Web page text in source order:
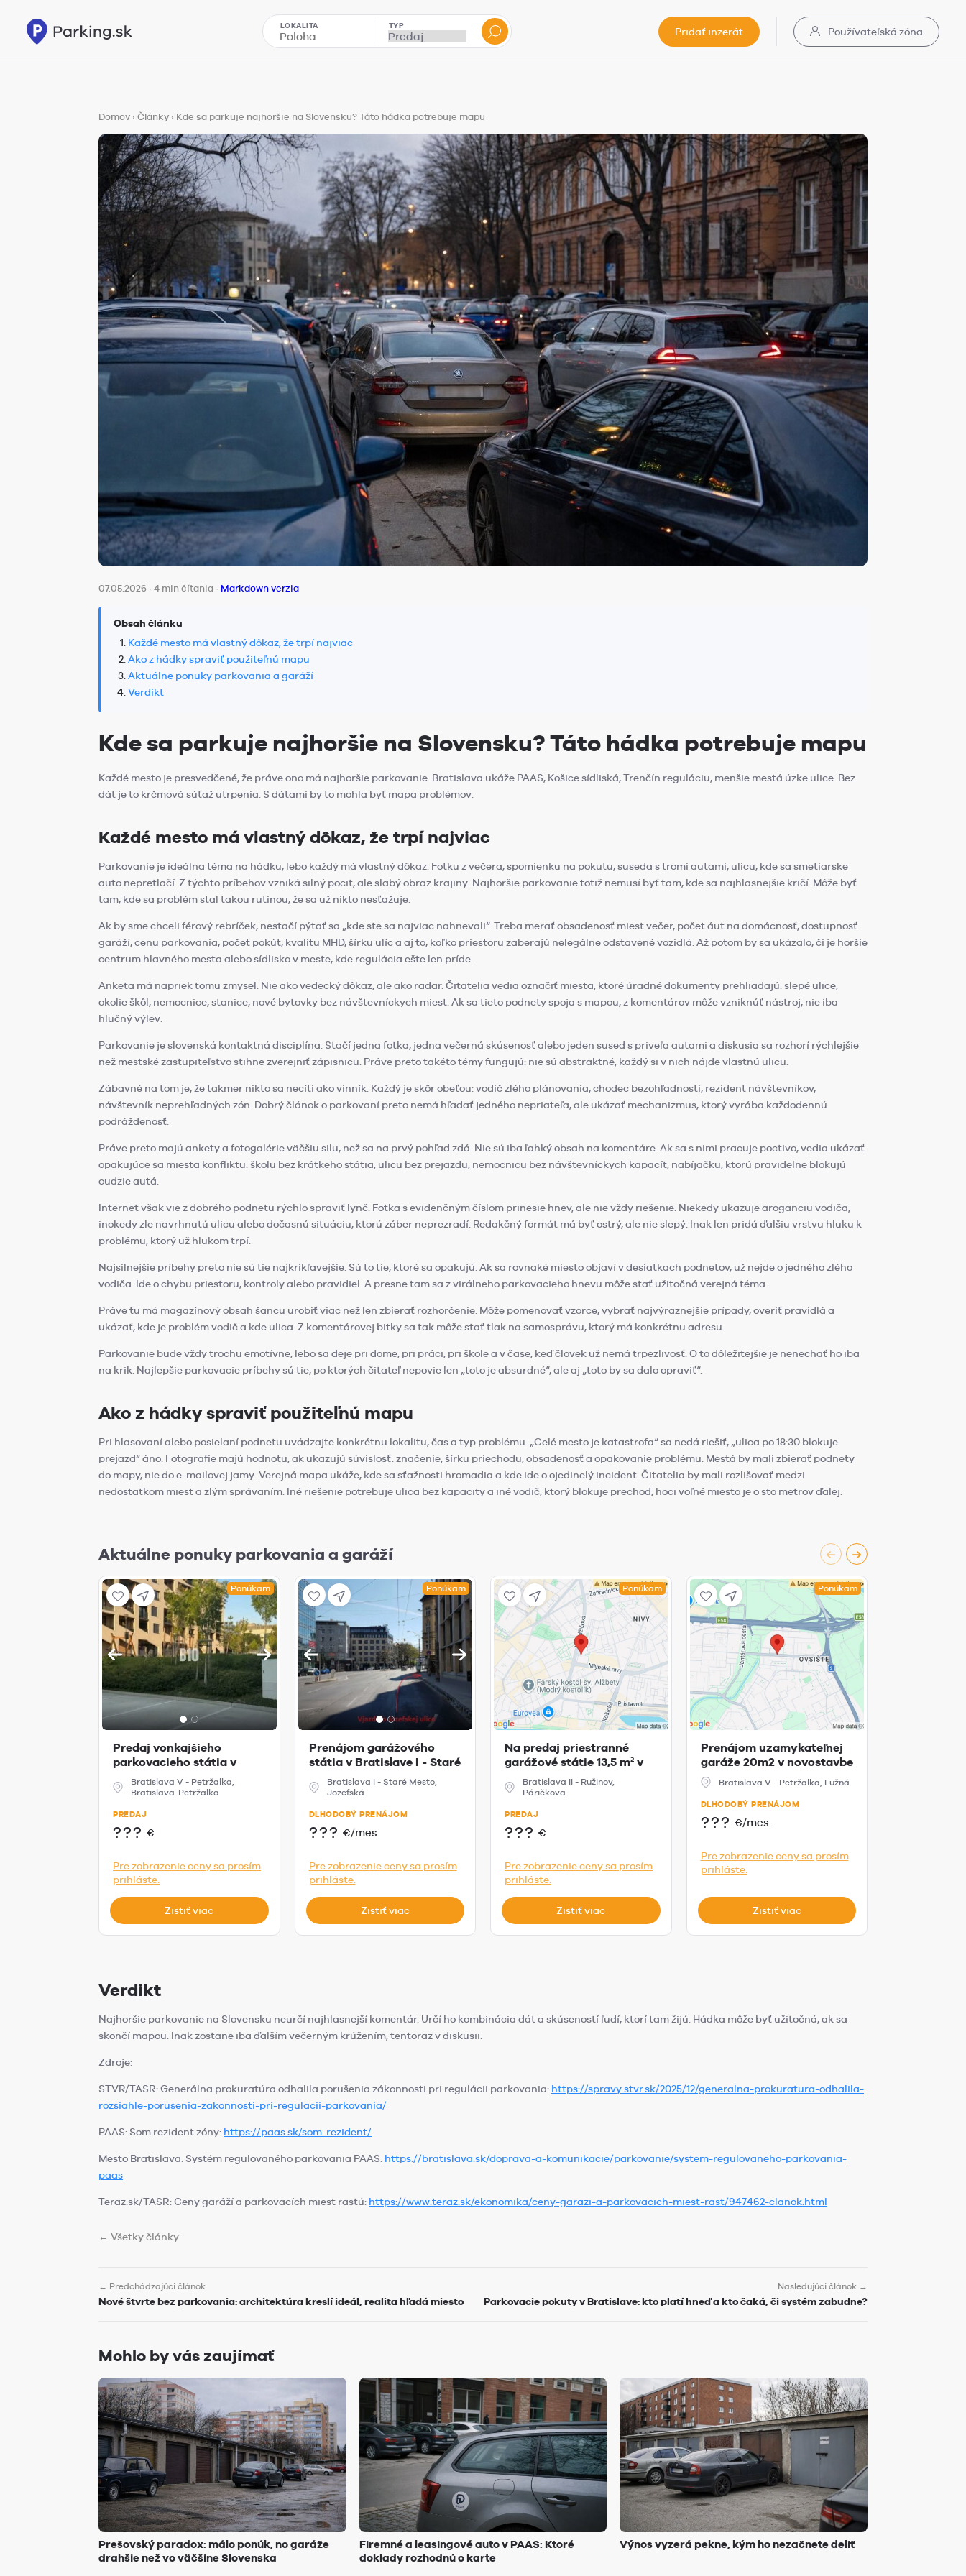
LOKALITA TYP
Pridať inzerát Používateľská zóna
Domov › Články › Kde sa parkuje najhoršie na Slovensku? Táto hádka potrebuje mapu
07.05.2026 · 4 min čítania · Markdown verzia
Obsah článku
Každé mesto má vlastný dôkaz, že trpí najviac
Ako z hádky spraviť použiteľnú mapu
Aktuálne ponuky parkovania a garáží
Verdikt
Kde sa parkuje najhoršie na Slovensku? Táto hádka potrebuje mapu
Každé mesto je presvedčené, že práve ono má najhoršie parkovanie. Bratislava ukáže PAAS, Košice sídliská, Trenčín reguláciu, menšie mestá úzke ulice. Bez
dát je to krčmová súťaž utrpenia. S dátami by to mohla byť mapa problémov.
Každé mesto má vlastný dôkaz, že trpí najviac
Parkovanie je ideálna téma na hádku, lebo každý má vlastný dôkaz. Fotku z večera, spomienku na pokutu, suseda s tromi autami, ulicu, kde sa smetiarske
auto nepretlačí. Z týchto príbehov vzniká silný pocit, ale slabý obraz krajiny. Najhoršie parkovanie totiž nemusí byť tam, kde sa najhlasnejšie kričí. Môže byť
tam, kde sa problém stal takou rutinou, že sa už nikto nesťažuje.
Ak by sme chceli férový rebríček, nestačí pýtať sa „kde ste sa najviac nahnevali“. Treba merať obsadenosť miest večer, počet áut na domácnosť, dostupnosť
garáží, cenu parkovania, počet pokút, kvalitu MHD, šírku ulíc a aj to, koľko priestoru zaberajú nelegálne odstavené vozidlá. Až potom by sa ukázalo, či je horšie
centrum hlavného mesta alebo sídlisko v meste, kde regulácia ešte len príde.
Anketa má napriek tomu zmysel. Nie ako vedecký dôkaz, ale ako radar. Čitatelia vedia označiť miesta, ktoré úradné dokumenty prehliadajú: slepé ulice,
okolie škôl, nemocnice, stanice, nové bytovky bez návštevníckych miest. Ak sa tieto podnety spoja s mapou, z komentárov môže vzniknúť nástroj, nie iba
hlučný výlev.
Parkovanie je slovenská kontaktná disciplína. Stačí jedna fotka, jedna večerná skúsenosť alebo jeden sused s priveľa autami a diskusia sa rozhorí rýchlejšie
než mestské zastupiteľstvo stihne zverejniť zápisnicu. Práve preto takéto témy fungujú: nie sú abstraktné, každý si v nich nájde vlastnú ulicu.
Zábavné na tom je, že takmer nikto sa necíti ako vinník. Každý je skôr obeťou: vodič zlého plánovania, chodec bezohľadnosti, rezident návštevníkov,
návštevník neprehľadných zón. Dobrý článok o parkovaní preto nemá hľadať jedného nepriateľa, ale ukázať mechanizmus, ktorý vyrába každodennú
podráždenosť.
Práve preto majú ankety a fotogalérie väčšiu silu, než sa na prvý pohľad zdá. Nie sú iba ľahký obsah na komentáre. Ak sa s nimi pracuje poctivo, vedia ukázať
opakujúce sa miesta konfliktu: školu bez krátkeho státia, ulicu bez prejazdu, nemocnicu bez návštevníckych kapacít, nabíjačku, ktorú pravidelne blokujú
cudzie autá.
Internet však vie z dobrého podnetu rýchlo spraviť lynč. Fotka s evidenčným číslom prinesie hnev, ale nie vždy riešenie. Niekedy ukazuje aroganciu vodiča,
inokedy zle navrhnutú ulicu alebo dočasnú situáciu, ktorú záber neprezradí. Redakčný formát má byť ostrý, ale nie slepý. Inak len pridá ďalšiu vrstvu hluku k
problému, ktorý už hlukom trpí.
Najsilnejšie príbehy preto nie sú tie najkrikľavejšie. Sú to tie, ktoré sa opakujú. Ak sa rovnaké miesto objaví v desiatkach podnetov, už nejde o jedného zlého
vodiča. Ide o chybu priestoru, kontroly alebo pravidiel. A presne tam sa z virálneho parkovacieho hnevu môže stať užitočná verejná téma.
Práve tu má magazínový obsah šancu urobiť viac než len zbierať rozhorčenie. Môže pomenovať vzorce, vybrať najvýraznejšie prípady, overiť pravidlá a
ukázať, kde je problém vodič a kde ulica. Z komentárovej bitky sa tak môže stať tlak na samosprávu, ktorý má konkrétnu adresu.
Parkovanie bude vždy trochu emotívne, lebo sa deje pri dome, pri práci, pri škole a v čase, keď človek už nemá trpezlivosť. O to dôležitejšie je nenechať ho iba
na krik. Najlepšie parkovacie príbehy sú tie, po ktorých čitateľ nepovie len „toto je absurdné“, ale aj „toto by sa dalo opraviť“.
Ako z hádky spraviť použiteľnú mapu
Pri hlasovaní alebo posielaní podnetu uvádzajte konkrétnu lokalitu, čas a typ problému. „Celé mesto je katastrofa“ sa nedá riešiť, „ulica po 18:30 blokuje
prejazd“ áno. Fotografie majú hodnotu, ak ukazujú súvislosť: značenie, šírku priechodu, obsadenosť a opakovanie problému. Mestá by mali zbierať podnety
do mapy, nie do e-mailovej jamy. Verejná mapa ukáže, kde sa sťažnosti hromadia a kde ide o ojedinelý incident. Čitatelia by mali rozlišovať medzi
nedostatkom miest a zlým správaním. Iné riešenie potrebuje ulica bez kapacity a iné vodič, ktorý blokuje prechod, hoci voľné miesto je o sto metrov ďalej.
Aktuálne ponuky parkovania a garáží
Ponúkam
Predaj vonkajšieho
parkovacieho státia v
projekte Kopči...
Bratislava V - Petržalka,
Bratislava-Petržalka
PREDAJ
??? €
Pre zobrazenie ceny sa prosím
prihláste.
Zistiť viac
Ponúkam
Prenájom garážového
státia v Bratislave I - Staré
Mesto...
Bratislava I - Staré Mesto,
Jozefská
DLHODOBÝ PRENÁJOM
??? €/mes.
Pre zobrazenie ceny sa prosím
prihláste.
Zistiť viac
Ponúkam
Na predaj priestranné
garážové státie 13,5 m² v
projekt...
Bratislava II - Ružinov,
Páričkova
PREDAJ
??? €
Pre zobrazenie ceny sa prosím
prihláste.
Zistiť viac
Ponúkam
Prenájom uzamykateľnej
garáže 20m2 v novostavbe
na Lužn...
Bratislava V - Petržalka, Lužná
DLHODOBÝ PRENÁJOM
??? €/mes.
Pre zobrazenie ceny sa prosím
prihláste.
Zistiť viac
Verdikt
Najhoršie parkovanie na Slovensku neurčí najhlasnejší komentár. Určí ho kombinácia dát a skúseností ľudí, ktorí tam žijú. Hádka môže byť užitočná, ak sa
skončí mapou. Inak zostane iba ďalším večerným krúžením, tentoraz v diskusii.
Zdroje:
STVR/TASR: Generálna prokuratúra odhalila porušenia zákonnosti pri regulácii parkovania: https://spravy.stvr.sk/2025/12/generalna-prokuratura-odhalila-
rozsiahle-porusenia-zakonnosti-pri-regulacii-parkovania/
PAAS: Som rezident zóny: https://paas.sk/som-rezident/
Mesto Bratislava: Systém regulovaného parkovania PAAS: https://bratislava.sk/doprava-a-komunikacie/parkovanie/system-regulovaneho-parkovania-
paas
Teraz.sk/TASR: Ceny garáží a parkovacích miest rastú: https://www.teraz.sk/ekonomika/ceny-garazi-a-parkovacich-miest-rast/947462-clanok.html
← Všetky články
← Predchádzajúci článok
Nové štvrte bez parkovania: architektúra kreslí ideál, realita hľadá miesto
Nasledujúci článok →
Parkovacie pokuty v Bratislave: kto platí hneď a kto čaká, či systém zabudne?
Mohlo by vás zaujímať
Prešovský paradox: málo ponúk, no garáže
drahšie než vo väčšine Slovenska
Firemné a leasingové auto v PAAS: Ktoré
doklady rozhodnú o karte
Výnos vyzerá pekne, kým ho nezačnete deliť